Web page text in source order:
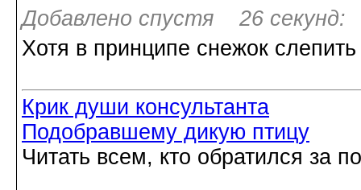
Добавлено спустя 26 секунд:
Хотя в принципе снежок
Крик души консультанта
Подобравшему дикую птицу
Читать всем, кто обратился за